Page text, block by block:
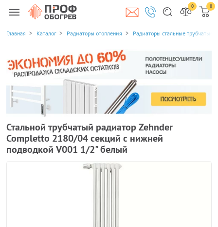
0 0
Главная Каталог Радиаторы отопления Радиаторы стальные трубчатые
Стальной трубчатый радиатор Zehnder
Completto 2180/04 секций с нижней
подводкой V001 1/2" белый